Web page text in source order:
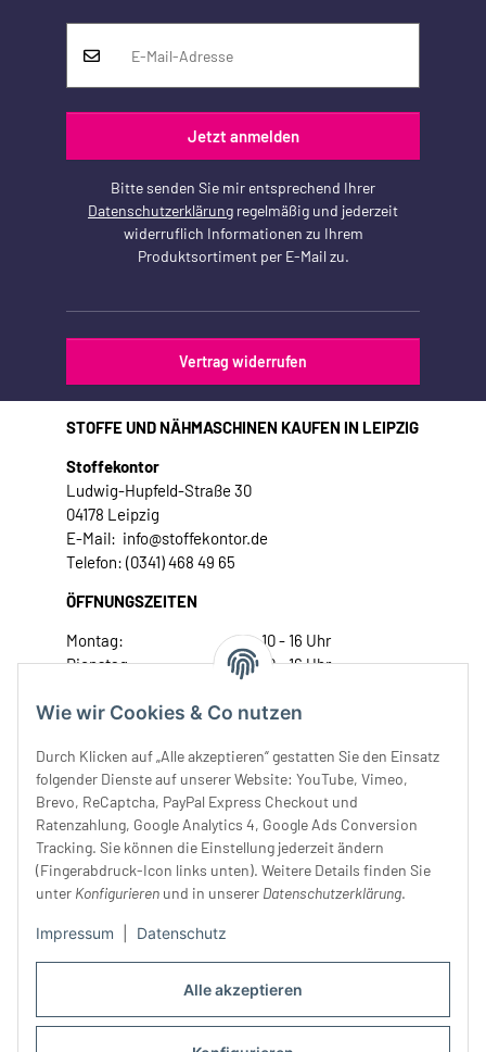
Alle akzeptieren
Wie wir Cookies & Co nutzen
Durch Klicken auf „Alle akzeptieren“ gestatten Sie den Einsatz
folgender Dienste auf unserer Website: YouTube, Vimeo,
Brevo, ReCaptcha, PayPal Express Checkout und
Ratenzahlung, Google Analytics 4, Google Ads Conversion
Tracking. Sie können die Einstellung jederzeit ändern
(Fingerabdruck-Icon links unten). Weitere Details finden Sie
unter Konfigurieren und in unserer Datenschutzerklärung.
Impressum Datenschutz
Jetzt anmelden
Bitte senden Sie mir entsprechend Ihrer
Datenschutzerklärung regelmäßig und jederzeit
widerruflich Informationen zu Ihrem
Produktsortiment per E-Mail zu.
Vertrag widerrufen
STOFFE UND NÄHMASCHINEN KAUFEN IN LEIPZIG
Stoffekontor
Ludwig-Hupfeld-Straße 30
04178 Leipzig
E-Mail: info@stoffekontor.de
Telefon: (0341) 468 49 65
ÖFFNUNGSZEITEN
Montag:
10 - 16 Uhr
Dienstag:
10 - 16 Uhr
Donnerstag:
10 - 18 Uhr
Samstag:
10 - 14 Uhr
Unser Service
Rechtliches